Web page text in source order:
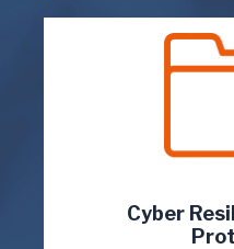
Cyber
muy importante en
las